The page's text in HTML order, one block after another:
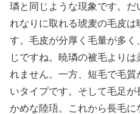
璘と同じような現象です。
れなりに取れる琥麦の毛皮
す。毛皮が分厚く毛量が多
じですね。暁璘の被毛より
れません。一方、短毛で毛
いタイプです。そして毛足
かめな陸珸。これから長毛